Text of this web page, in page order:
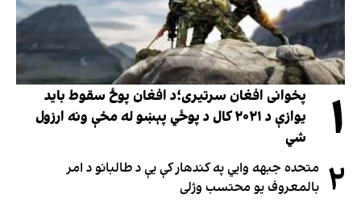
۱
پخوانی افغان سرتیری؛د افغان پوځ سقوط باید
یوازې د ۲۰۲۱ کال د پوځي پېښو له مخې ونه ارزول
شي
۲ متحده جبهه وايي په کندهار کې یې د طالبانو د امر
بالمعروف یو محتسب وژلی